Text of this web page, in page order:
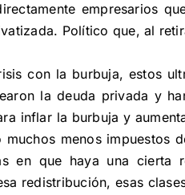
empresarios
Político que, al
con la burbuja, estos
la deuda privada y
inflar la burbuja y
muchos menos
en que haya una
redistribución, esas